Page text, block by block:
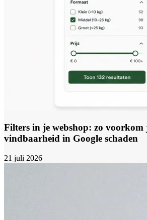
Filters in je webshop: zo voorkom
vindbaarheid in Google schaden
21 juli 2026